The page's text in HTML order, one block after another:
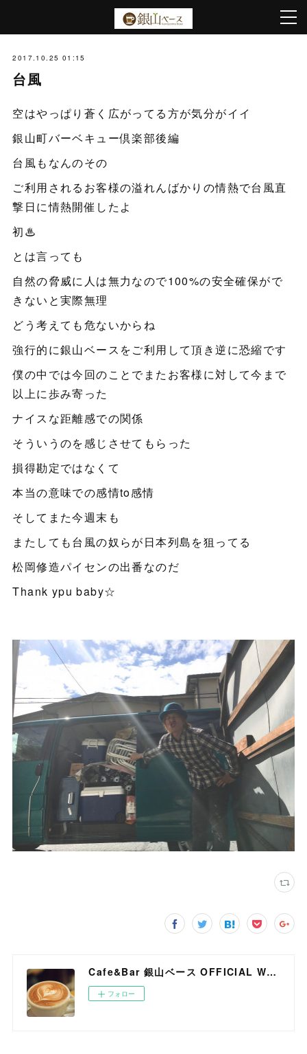
2017.10.25 01:15
台風
空はやっぱり蒼く広がってる方が気分がイイ
銀山町バーベキュー倶楽部後編
台風もなんのその
ご利用されるお客様の溢れんばかりの情熱で台風直
撃日に情熱開催したよ
初♨︎
とは言っても
自然の脅威に人は無力なので100%の安全確保がで
きないと実際無理
どう考えても危ないからね
強行的に銀山ベースをご利用して頂き逆に恐縮です
僕の中では今回のことでまたお客様に対して今まで
以上に歩み寄った
ナイスな距離感での関係
そういうのを感じさせてもらった
損得勘定ではなくて
本当の意味での感情to感情
そしてまた今週末も
またしても台風の奴らが日本列島を狙ってる
松岡修造パイセンの出番なのだ
Thank ypu baby☆
Cafe&Bar 銀山ベース OFFICIAL WEB SITE
フォロー